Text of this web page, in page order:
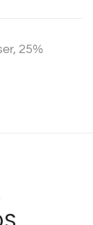
25%